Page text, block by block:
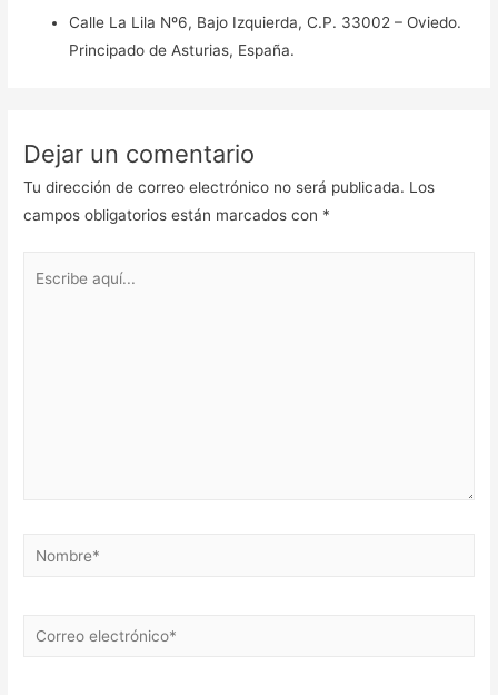
Calle La Lila Nº6, Bajo Izquierda, C.P. 33002 – Oviedo.
Principado de Asturias, España.
Dejar un comentario
Tu dirección de correo electrónico no será publicada. Los
campos obligatorios están marcados con *
Nombre*
Correo